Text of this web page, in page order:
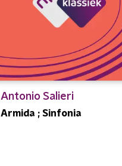
Antonio Salieri
Armida ; Sinfonia